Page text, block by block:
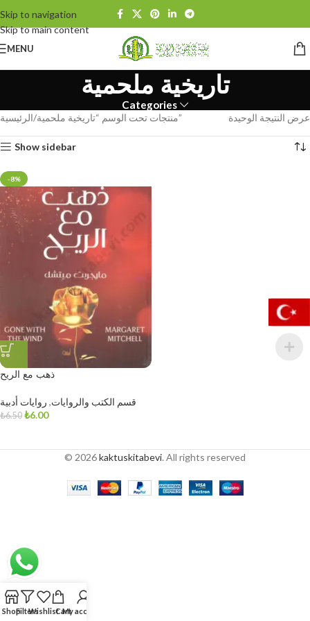
Skip to navigation
Skip to main content
MENU
تاريخية ملحمية
Categories
الرئيسية منتجات تحت الوسم “تاريخية ملحمية” عرض النتيجة الوحيدة
Show sidebar
-8%
ذهب مع الريح
قسم الكتب والروايات, روايات أدبية
₺6.50 ₺6.00
© 2026kaktuskitabevi. All rights reserved
ShopFiltersWishlistCartMy account